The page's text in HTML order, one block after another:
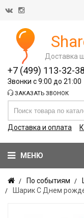
Доставка
+7 (499) 113-32-38
Звонки с 9:00 до 21:00
ЗАКАЗАТЬ ЗВОНОК
Доставка и оплата
МЕНЮ
По событиям
Шарик С Днем